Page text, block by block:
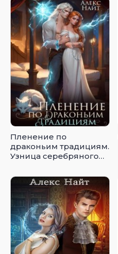
Пленение по
драконьим традициям.
Узница серебряного